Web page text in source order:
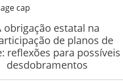
obrigação estatal na
de planos de
reflexões para possíveis
desdobramentos